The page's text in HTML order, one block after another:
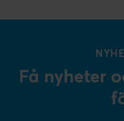
Få nyheter